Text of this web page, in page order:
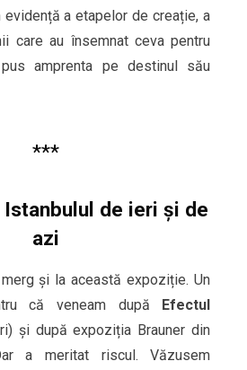
a etapelor de creație, a
care au însemnat ceva pentru
amprenta pe destinul său
***
Istanbulul de ieri şi de
azi
și la această expoziție. Un
că veneam după Efectul
și după expoziția Brauner din
a meritat riscul. Văzusem